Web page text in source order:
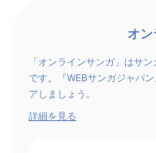
オ
「オンラインサンガ」はサ
です。『WEBサンガジャパ
アしましょう。
詳細を見る